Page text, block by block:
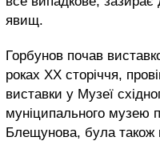
явищ.
Горбунов почав
роках ХХ сторіччя,
виставки у Музеї
муніципального музею
Блещунова, була також